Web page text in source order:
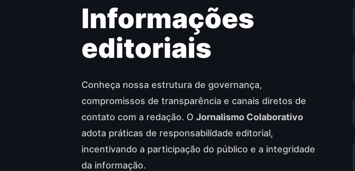
Informações
editoriais
Conheça nossa estrutura de governança,
compromissos de transparência e canais diretos de
contato com a redação. OJornalismo Colaborativo
adota práticas de responsabilidade editorial,
incentivando a participação do público e a integridade
da informação.